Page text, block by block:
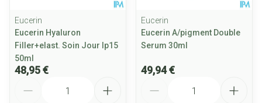
Eucerin
Eucerin Hyaluron
Filler+elast. Soin Jour Ip15
50ml
48,95 €
Eucerin
Eucerin A/pigment Double
Serum 30ml
49,94 €